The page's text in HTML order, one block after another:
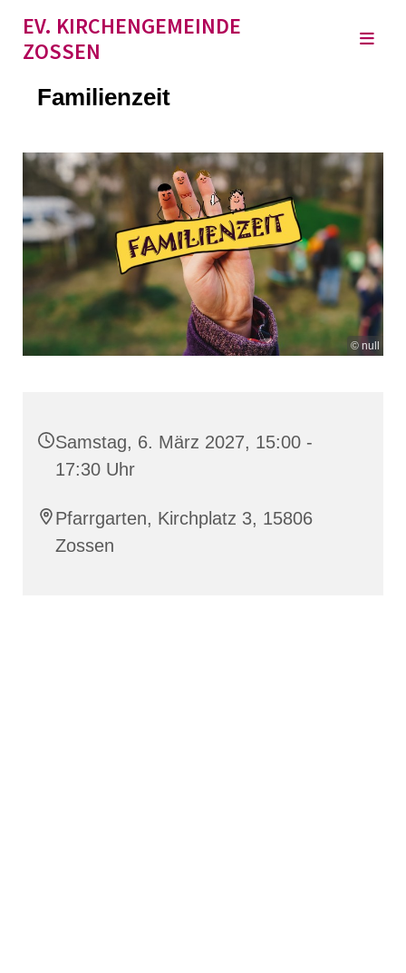
EV. KIRCHENGEMEINDE
ZOSSEN
Familienzeit
© null
Samstag, 6. März 2027, 15:00 -
17:30 Uhr
Pfarrgarten, Kirchplatz 3, 15806
Zossen